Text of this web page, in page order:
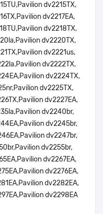
dv2215TX,
dv2217EA,
dv2218TX,
dv2220TX,
dv2221us,
dv2222TX,
dv2224TX,
dv2225TX,
dv2227EA,
dv2240br,
dv2245br,
dv2247br,
dv2255br,
dv2267EA,
dv2276EA,
dv2282EA,
dv2298EA